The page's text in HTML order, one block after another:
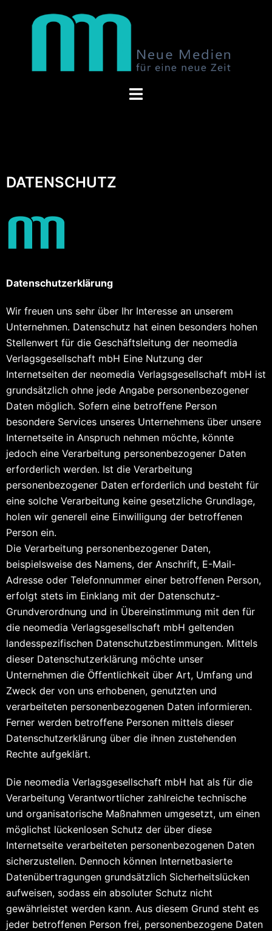
DATENSCHUTZ
Datenschutzerklärung
Wir freuen uns sehr über Ihr Interesse an unserem
Unternehmen. Datenschutz hat einen besonders hohen
Stellenwert für die Geschäftsleitung der neomedia
Verlagsgesellschaft mbH Eine Nutzung der
Internetseiten der neomedia Verlagsgesellschaft mbH ist
grundsätzlich ohne jede Angabe personenbezogener
Daten möglich. Sofern eine betroffene Person
besondere Services unseres Unternehmens über unsere
Internetseite in Anspruch nehmen möchte, könnte
jedoch eine Verarbeitung personenbezogener Daten
erforderlich werden. Ist die Verarbeitung
personenbezogener Daten erforderlich und besteht für
eine solche Verarbeitung keine gesetzliche Grundlage,
holen wir generell eine Einwilligung der betroffenen
Person ein.
Die Verarbeitung personenbezogener Daten,
beispielsweise des Namens, der Anschrift, E-Mail-
Adresse oder Telefonnummer einer betroffenen Person,
erfolgt stets im Einklang mit der Datenschutz-
Grundverordnung und in Übereinstimmung mit den für
die neomedia Verlagsgesellschaft mbH geltenden
landesspezifischen Datenschutzbestimmungen. Mittels
dieser Datenschutzerklärung möchte unser
Unternehmen die Öffentlichkeit über Art, Umfang und
Zweck der von uns erhobenen, genutzten und
verarbeiteten personenbezogenen Daten informieren.
Ferner werden betroffene Personen mittels dieser
Datenschutzerklärung über die ihnen zustehenden
Rechte aufgeklärt.
Die neomedia Verlagsgesellschaft mbH hat als für die
Verarbeitung Verantwortlicher zahlreiche technische
und organisatorische Maßnahmen umgesetzt, um einen
möglichst lückenlosen Schutz der über diese
Internetseite verarbeiteten personenbezogenen Daten
sicherzustellen. Dennoch können Internetbasierte
Datenübertragungen grundsätzlich Sicherheitslücken
aufweisen, sodass ein absoluter Schutz nicht
gewährleistet werden kann. Aus diesem Grund steht es
jeder betroffenen Person frei, personenbezogene Daten